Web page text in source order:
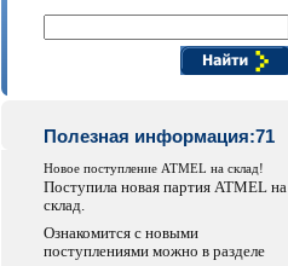
Полезная информация:71
Новое поступление ATMEL на склад!
Поступила новая партия ATMEL на
склад.
Ознакомится с новыми
поступлениями можно в разделе